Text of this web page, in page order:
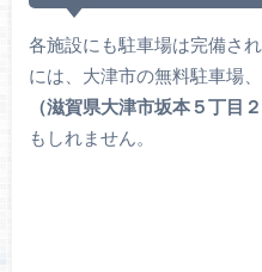
各施設にも駐車場は完備さ
には、大津市の無料駐車場、
（滋賀県大津市坂本５丁目２
もしれません。